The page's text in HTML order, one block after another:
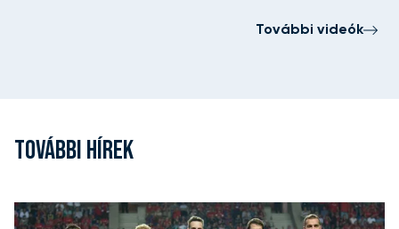
További videók
TOVÁBBI HÍREK